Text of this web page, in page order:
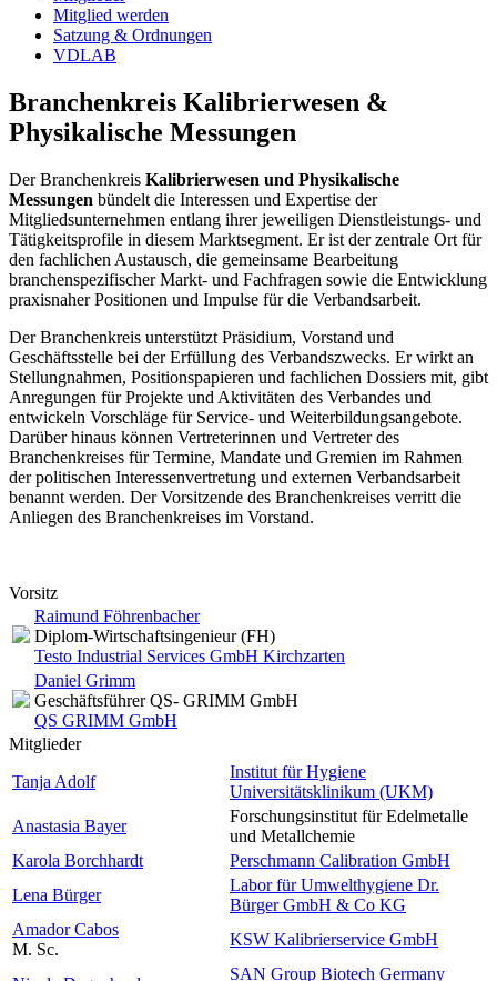
Mitglied werden
Satzung & Ordnungen
VDLAB
Branchenkreis Kalibrierwesen &
Physikalische Messungen
Der Branchenkreis Kalibrierwesen und Physikalische
Messungen bündelt die Interessen und Expertise der
Mitgliedsunternehmen entlang ihrer jeweiligen Dienstleistungs- und
Tätigkeitsprofile in diesem Marktsegment. Er ist der zentrale Ort für
den fachlichen Austausch, die gemeinsame Bearbeitung
branchenspezifischer Markt- und Fachfragen sowie die Entwicklung
praxisnaher Positionen und Impulse für die Verbandsarbeit.
Der Branchenkreis unterstützt Präsidium, Vorstand und
Geschäftsstelle bei der Erfüllung des Verbandszwecks. Er wirkt an
Stellungnahmen, Positionspapieren und fachlichen Dossiers mit, gibt
Anregungen für Projekte und Aktivitäten des Verbandes und
entwickeln Vorschläge für Service- und Weiterbildungsangebote.
Darüber hinaus können Vertreterinnen und Vertreter des
Branchenkreises für Termine, Mandate und Gremien im Rahmen
der politischen Interessenvertretung und externen Verbandsarbeit
benannt werden. Der Vorsitzende des Branchenkreises verritt die
Anliegen des Branchenkreises im Vorstand.
Vorsitz
Raimund Föhrenbacher
Diplom-Wirtschaftsingenieur (FH)
Testo Industrial Services GmbH Kirchzarten
Daniel Grimm
Geschäftsführer QS- GRIMM GmbH
QS GRIMM GmbH
Mitglieder
Tanja Adolf
Institut für Hygiene
Universitätsklinikum (UKM)
Anastasia Bayer
Forschungsinstitut für Edelmetalle
und Metallchemie
Karola Borchhardt
Perschmann Calibration GmbH
Lena Bürger
Labor für Umwelthygiene Dr.
Bürger GmbH & Co KG
Amador Cabos
M. Sc.
KSW Kalibrierservice GmbH
SAN Group Biotech Germany